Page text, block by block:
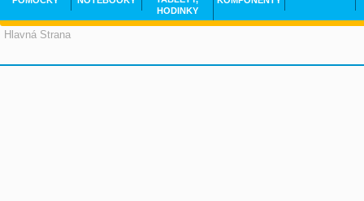
Hlavná Strana
HODINKY